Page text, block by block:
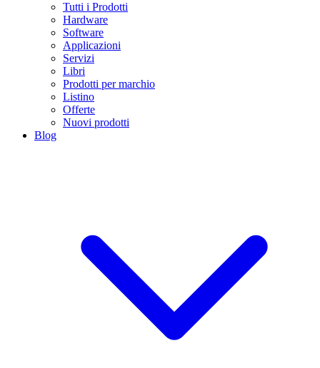
Tutti i Prodotti
Hardware
Software
Applicazioni
Servizi
Libri
Prodotti per marchio
Listino
Offerte
Nuovi prodotti
Blog